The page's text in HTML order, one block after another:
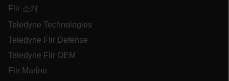
Flir 소개
Teledyne Technologies
Teledyne Flir Defense
Teledyne Flir OEM
Flir Marine
ARRAffinitySameSite